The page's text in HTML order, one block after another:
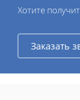
Хотите
Заказать